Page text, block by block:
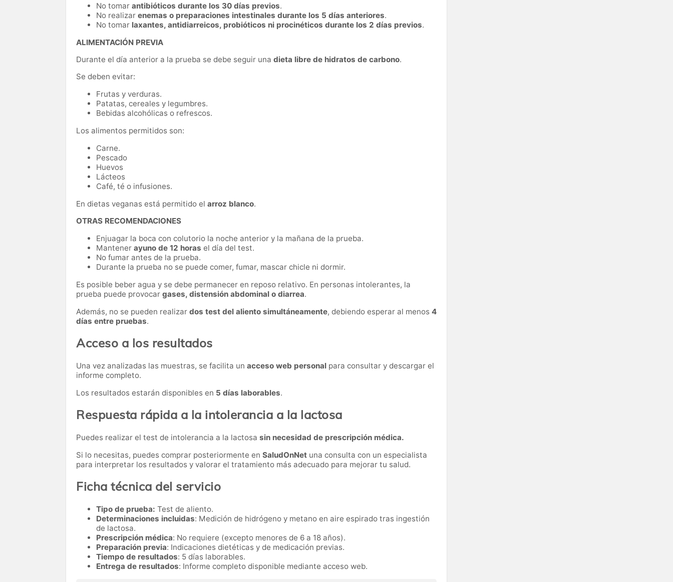
No tomar antibióticos durante los 30 días previos.
No realizar enemas o preparaciones intestinales durante los 5 días anteriores.
No tomar laxantes, antidiarreicos, probióticos ni procinéticos durante los 2 días previos.
ALIMENTACIÓN PREVIA
Durante el día anterior a la prueba se debe seguir una dieta libre de hidratos de carbono.
Se deben evitar:
Frutas y verduras.
Patatas, cereales y legumbres.
Bebidas alcohólicas o refrescos.
Los alimentos permitidos son:
Carne.
Pescado
Huevos
Lácteos
Café, té o infusiones.
En dietas veganas está permitido el arroz blanco.
OTRAS RECOMENDACIONES
Enjuagar la boca con colutorio la noche anterior y la mañana de la prueba.
Mantener ayuno de 12 horas el día del test.
No fumar antes de la prueba.
Durante la prueba no se puede comer, fumar, mascar chicle ni dormir.
Es posible beber agua y se debe permanecer en reposo relativo. En personas intolerantes, la
prueba puede provocar gases, distensión abdominal o diarrea.
Además, no se pueden realizar dos test del aliento simultáneamente, debiendo esperar al menos 4
días entre pruebas.
Acceso a los resultados
Una vez analizadas las muestras, se facilita un acceso web personal para consultar y descargar el
informe completo.
Los resultados estarán disponibles en 5 días laborables.
Respuesta rápida a la intolerancia a la lactosa
Puedes realizar el test de intolerancia a la lactosa sin necesidad de prescripción médica.
Si lo necesitas, puedes comprar posteriormente en SaludOnNet una consulta con un especialista
para interpretar los resultados y valorar el tratamiento más adecuado para mejorar tu salud.
Ficha técnica del servicio
Tipo de prueba: Test de aliento.
Determinaciones incluidas: Medición de hidrógeno y metano en aire espirado tras ingestión
de lactosa.
Prescripción médica: No requiere (excepto menores de 6 a 18 años).
Preparación previa: Indicaciones dietéticas y de medicación previas.
Tiempo de resultados: 5 días laborables.
Entrega de resultados: Informe completo disponible mediante acceso web.